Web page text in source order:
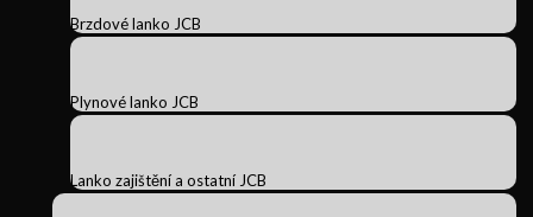
Brzdové lanko JCB
Plynové lanko JCB
Lanko zajištění a ostatní JCB